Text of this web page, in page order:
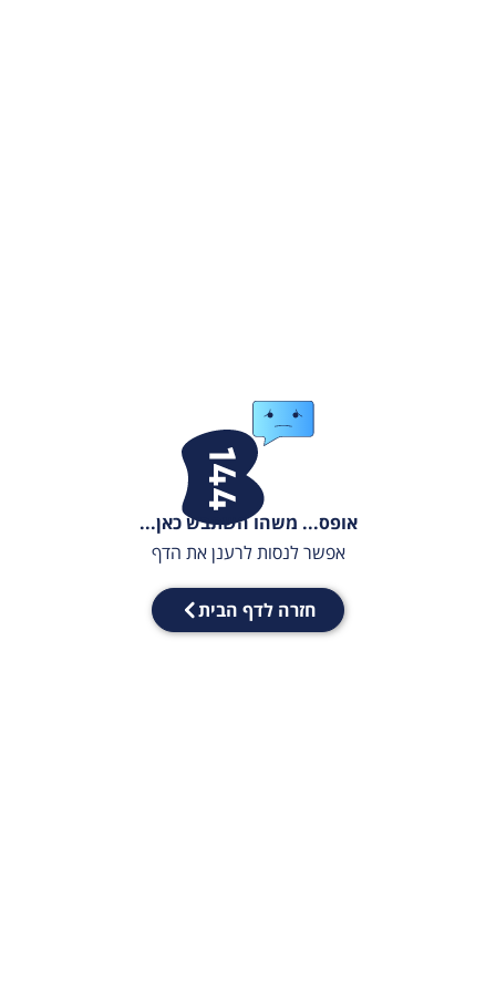
אופס... משהו השתבש כאן...
אפשר לנסות לרענן את הדף
חזרה לדף הבית